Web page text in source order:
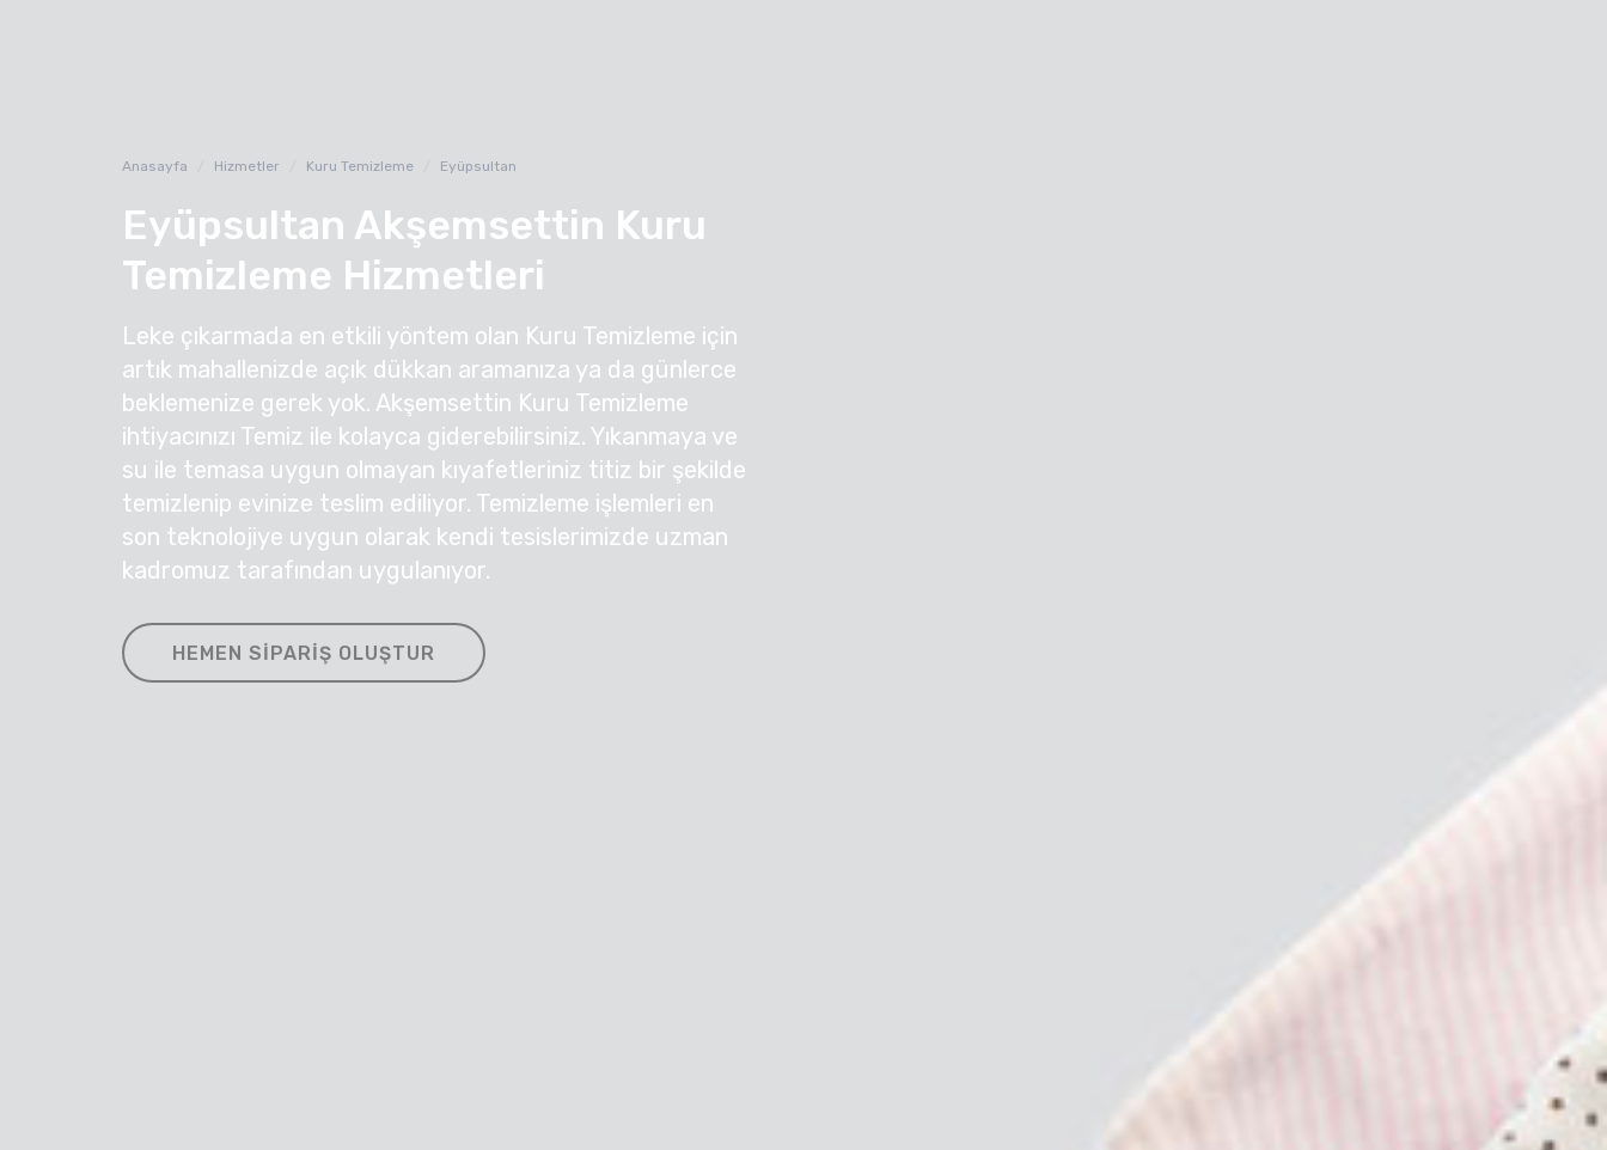
Anasayfa Hizmetler Kuru Temizleme Eyüpsultan
Eyüpsultan Akşemsettin Kuru
Temizleme Hizmetleri
Leke çıkarmada en etkili yöntem olan Kuru Temizleme için
artık mahallenizde açık dükkan aramanıza ya da günlerce
beklemenize gerek yok. Akşemsettin Kuru Temizleme
ihtiyacınızı Temiz ile kolayca giderebilirsiniz. Yıkanmaya ve
su ile temasa uygun olmayan kıyafetleriniz titiz bir şekilde
temizlenip evinize teslim ediliyor. Temizleme işlemleri en
son teknolojiye uygun olarak kendi tesislerimizde uzman
kadromuz tarafından uygulanıyor.
HEMEN SIPARIŞ OLUŞTUR